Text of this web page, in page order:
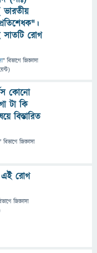
ভারতীয়
সাতটি রোগ
" বিভাগে জিজ্ঞাসা
কোনো
টা কি
বিস্তারিত
বিভাগে জিজ্ঞাসা
এই রোগ
জিজ্ঞাসা